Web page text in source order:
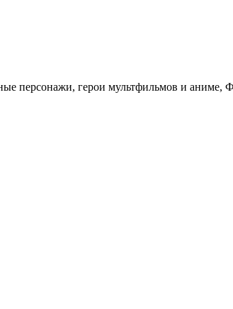
персонажи, герои мультфильмов и аниме,